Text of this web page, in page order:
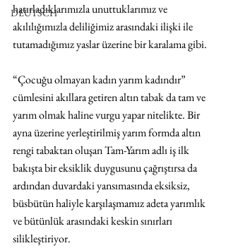
DEUTSCH
hatırladıklarımızla unuttuklarımız ve
akılılığımızla deliliğimiz arasındaki ilişki ile
tutamadığımız yaslar üzerine bir karalama gibi.
“Çocuğu olmayan kadın yarım kadındır”
cümlesini akıllara getiren altın tabak da tam ve
yarım olmak haline vurgu yapar nitelikte. Bir
ayna üzerine yerleştirilmiş yarım formda altın
rengi tabaktan oluşan Tam-Yarım adlı iş ilk
bakışta bir eksiklik duygusunu çağrıştırsa da
ardından duvardaki yansımasında eksiksiz,
büsbütün haliyle karşılaşmamız adeta yarımlık
ve bütünlük arasındaki keskin sınırları
silikleştiriyor.